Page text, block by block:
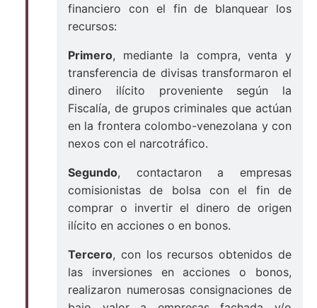
financiero con el fin de blanquear los
recursos:
Primero, mediante la compra, venta y
transferencia de divisas transformaron el
dinero ilícito proveniente según la
Fiscalía, de grupos criminales que actúan
en la frontera colombo-venezolana y con
nexos con el narcotráfico.
Segundo, contactaron a empresas
comisionistas de bolsa con el fin de
comprar o invertir el dinero de origen
ilícito en acciones o en bonos.
Tercero, con los recursos obtenidos de
las inversiones en acciones o bonos,
realizaron numerosas consignaciones de